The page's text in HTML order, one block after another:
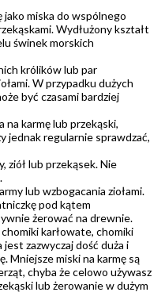
jako miska do wspólnego
Wydłużony kształt
świnek morskich
królików lub par
W przypadku dużych
być czasami bardziej
na karmę lub przekąski,
jednak regularnie sprawdzać,
ziół lub przekąsek. Nie
lub wzbogacania ziołami.
pod kątem
żerować na drewnie.
karłowate, chomiki
zazwyczaj dość duża i
Mniejsze miski na karmę są
chyba że celowo używasz
lub żerowanie w dużym